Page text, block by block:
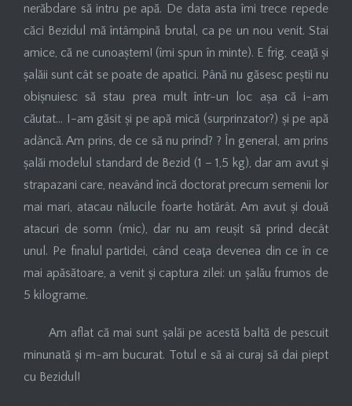
nerăbdare să intru pe apă. De data asta îmi trece repede
căci Bezidul mă întâmpină brutal, ca pe un nou venit. Stai
amice, că ne cunoaștem! (îmi spun în minte). E frig, ceaţă și
șalăii sunt cât se poate de apatici. Până nu găsesc peștii nu
obișnuiesc să stau prea mult într-un loc așa că i-am
căutat… I-am găsit și pe apă mică (surprinzator?) și pe apă
adâncă. Am prins, de ce să nu prind? ? În general, am prins
șalăi modelul standard de Bezid (1 – 1,5 kg), dar am avut și
strapazani care, neavând încă doctorat precum semenii lor
mai mari, atacau nălucile foarte hotărât. Am avut și două
atacuri de somn (mic), dar nu am reușit să prind decât
unul. Pe finalul partidei, când ceaţa devenea din ce în ce
mai apăsătoare, a venit și captura zilei: un șalău frumos de
5 kilograme.
Am aflat că mai sunt șalăi pe acestă baltă de pescuit
minunată și m-am bucurat. Totul e să ai curaj să dai piept
cu Bezidul!